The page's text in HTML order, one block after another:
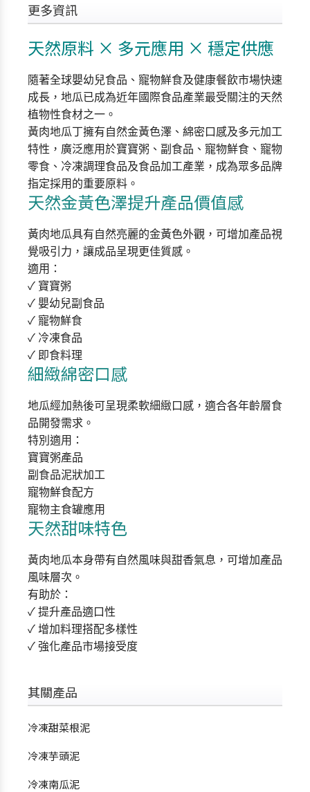
更多資訊
天然原料 × 多元應用 × 穩定供應
隨著全球嬰幼兒食品、寵物鮮食及健康餐飲市場快速
成長，地瓜已成為近年國際食品產業最受關注的天然
植物性食材之一。
黃肉地瓜丁擁有自然金黃色澤、綿密口感及多元加工
特性，廣泛應用於寶寶粥、副食品、寵物鮮食、寵物
零食、冷凍調理食品及食品加工產業，成為眾多品牌
指定採用的重要原料。
天然金黃色澤提升產品價值感
黃肉地瓜具有自然亮麗的金黃色外觀，可增加產品視
覺吸引力，讓成品呈現更佳質感。
適用：
✓ 寶寶粥
✓ 嬰幼兒副食品
✓ 寵物鮮食
✓ 冷凍食品
✓ 即食料理
細緻綿密口感
地瓜經加熱後可呈現柔軟細緻口感，適合各年齡層食
品開發需求。
特別適用：
寶寶粥產品
副食品泥狀加工
寵物鮮食配方
寵物主食罐應用
天然甜味特色
黃肉地瓜本身帶有自然風味與甜香氣息，可增加產品
風味層次。
有助於：
✓ 提升產品適口性
✓ 增加料理搭配多樣性
✓ 強化產品市場接受度
其關產品
冷凍甜菜根泥
冷凍芋頭泥
冷凍南瓜泥